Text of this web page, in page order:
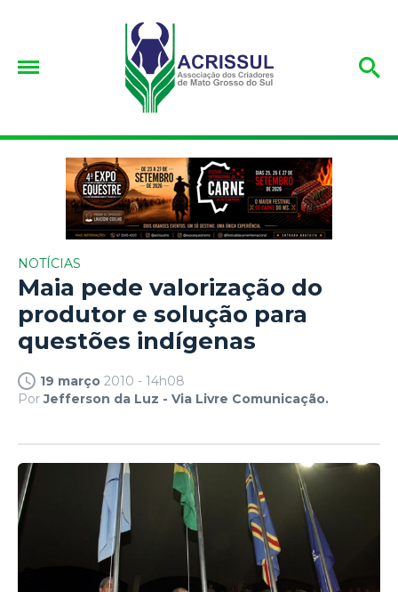
NOTÍCIAS
Maia pede valorização do
produtor e solução para
questões indígenas
19 março 2010 - 14h08
PorJefferson da Luz - Via Livre Comunicação.